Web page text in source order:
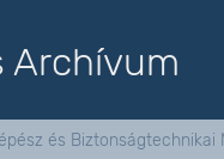
Archívum
és Biztonságtechnikai